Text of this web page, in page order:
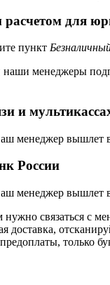
для
пункт
наши менеджеры
и
менеджер вышлет
России
менеджер вышлет
связаться с
доставка,
только